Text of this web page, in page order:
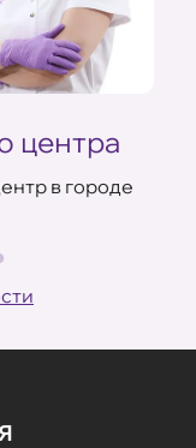
центра
в городе